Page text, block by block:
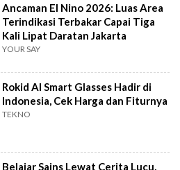
Ancaman El Nino 2026: Luas Area
Terindikasi Terbakar Capai Tiga
Kali Lipat Daratan Jakarta
YOUR SAY
Rokid AI Smart Glasses Hadir di
Indonesia, Cek Harga dan Fiturnya
TEKNO
Belajar Sains Lewat Cerita Lucu,